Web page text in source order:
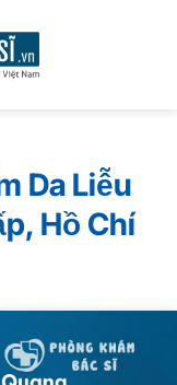
Da Liễu
Hồ Chí